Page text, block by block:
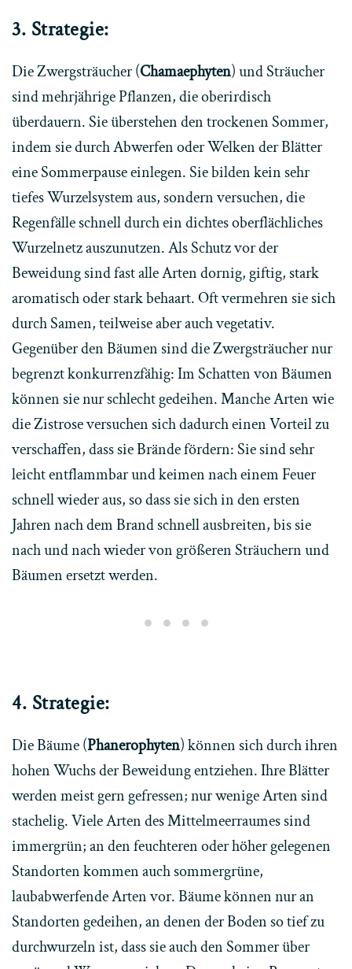
3. Strategie:
Die Zwergsträucher (Chamaephyten) und Sträucher
sind mehrjährige Pflanzen, die oberirdisch
überdauern. Sie überstehen den trockenen Sommer,
indem sie durch Abwerfen oder Welken der Blätter
eine Sommerpause einlegen. Sie bilden kein sehr
tiefes Wurzelsystem aus, sondern versuchen, die
Regenfälle schnell durch ein dichtes oberflächliches
Wurzelnetz auszunutzen. Als Schutz vor der
Beweidung sind fast alle Arten dornig, giftig, stark
aromatisch oder stark behaart. Oft vermehren sie sich
durch Samen, teilweise aber auch vegetativ.
Gegenüber den Bäumen sind die Zwergsträucher nur
begrenzt konkurrenzfähig: Im Schatten von Bäumen
können sie nur schlecht gedeihen. Manche Arten wie
die Zistrose versuchen sich dadurch einen Vorteil zu
verschaffen, dass sie Brände fördern: Sie sind sehr
leicht entflammbar und keimen nach einem Feuer
schnell wieder aus, so dass sie sich in den ersten
Jahren nach dem Brand schnell ausbreiten, bis sie
nach und nach wieder von größeren Sträuchern und
Bäumen ersetzt werden.
Phrygana im Frühling
Dieselbe Stelle im
Die Zistrose fördert
4. Strategie:
Die Bäume (Phanerophyten) können sich durch ihren
hohen Wuchs der Beweidung entziehen. Ihre Blätter
werden meist gern gefressen; nur wenige Arten sind
stachelig. Viele Arten des Mittelmeerraumes sind
immergrün; an den feuchteren oder höher gelegenen
Standorten kommen auch sommergrüne,
laubabwerfende Arten vor. Bäume können nur an
Standorten gedeihen, an denen der Boden so tief zu
durchwurzeln ist, dass sie auch den Sommer über